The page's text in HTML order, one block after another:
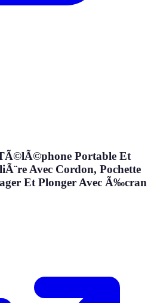
Portable Et
Avec Cordon, Pochette
Et Plonger Avec Ã‰cran